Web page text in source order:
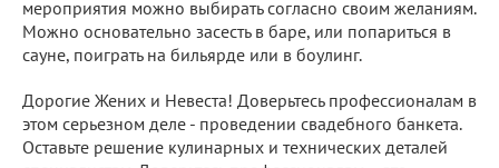
мероприятия можно выбирать согласно своим желаниям.
Можно основательно засесть в баре, или попариться в
сауне, поиграть на бильярде или в боулинг.
Дорогие Жених и Невеста! Доверьтесь профессионалам в
этом серьезном деле - проведении свадебного банкета.
Оставьте решение кулинарных и технических деталей